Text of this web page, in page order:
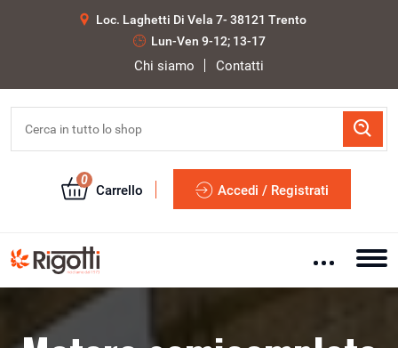
Loc. Laghetti Di Vela 7- 38121 Trento
Lun-Ven 9-12; 13-17
Chi siamo Contatti
0
Carrello Accedi / Registrati